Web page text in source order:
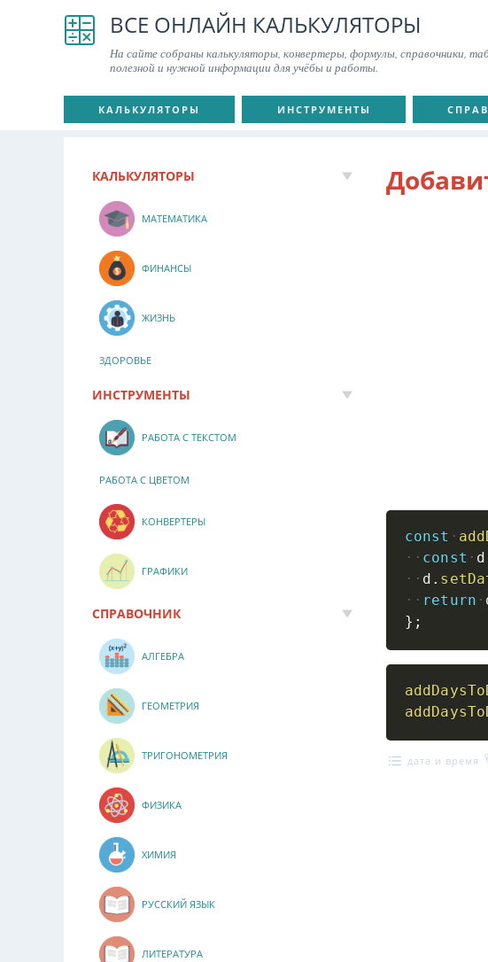
ВСЕ ОНЛАЙН КАЛЬКУЛЯТОРЫ
На сайте собраны калькуляторы, конвертеры, формулы, справочники,
полезной и нужной информации для учёбы и работы.
КАЛЬКУЛЯТОРЫ ИНСТРУМЕНТЫ
const
const
d
d .
return
} ;
дата и время
КАЛЬКУЛЯТОРЫ
МАТЕМАТИКА
ФИНАНСЫ
ЖИЗНЬ
ЗДОРОВЬЕ
ИНСТРУМЕНТЫ
РАБОТА С ТЕКСТОМ
РАБОТА С ЦВЕТОМ
КОНВЕРТЕРЫ
ГРАФИКИ
СПРАВОЧНИК
АЛГЕБРА
ГЕОМЕТРИЯ
ТРИГОНОМЕТРИЯ
ФИЗИКА
ХИМИЯ
РУССКИЙ ЯЗЫК
ЛИТЕРАТУРА